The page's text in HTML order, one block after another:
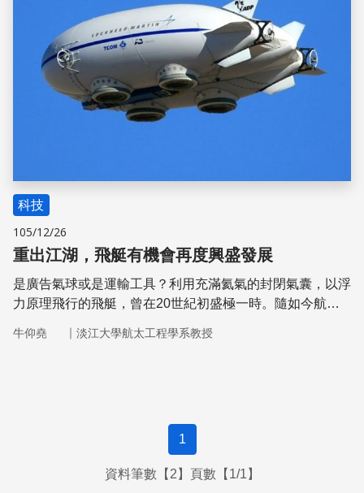
科技
105/12/26
重出江湖，飛艇有機會再度興盛發展
是廣告氣球或是運輸工具？利用充滿氦氣的封閉氣囊，以浮
力原理飛行的飛艇，曾在20世紀初盛極一時。隨如今航空
牛仰堯 ｜ 淡江大學航太工程學系教授
1
資料筆數【2】頁數【1/1】